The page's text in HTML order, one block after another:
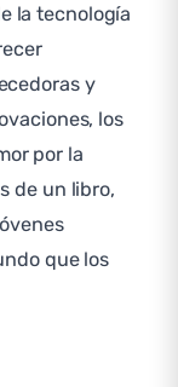
la tecnología
y
los
por la
de un libro,
que los